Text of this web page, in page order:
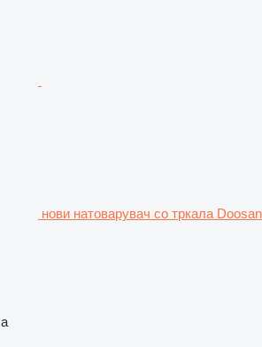
нови натоварувач со тркала Doosan